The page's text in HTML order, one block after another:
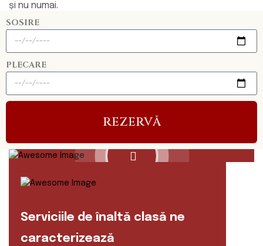
și nu numai.
Ani.
SOSIRE
PLECARE
REZERVĂ
Serviciile de înaltă clasă ne
caracterizează